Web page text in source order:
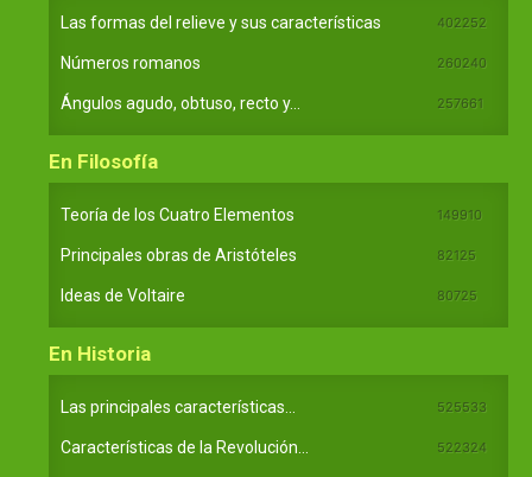
Las formas del relieve y sus características 402252
Números romanos 260240
Ángulos agudo, obtuso, recto y... 257661
En Filosofía
Teoría de los Cuatro Elementos 149910
Principales obras de Aristóteles 82125
Ideas de Voltaire 80725
En Historia
Las principales características... 525533
Características de la Revolución... 522324